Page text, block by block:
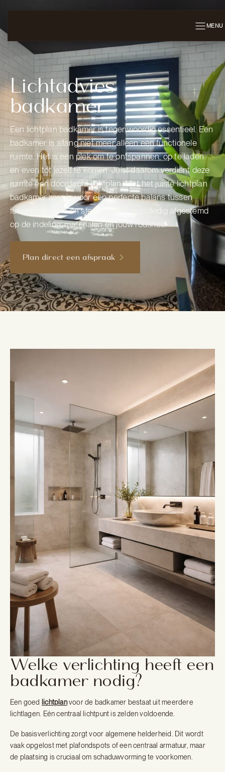
MENU
Lichtadvies
badkamer
Een lichtplan badkamer is tegenwoordig essentieel. Een
badkamer is allang niet meer alleen een functionele
ruimte. Het is een plek om te ontspannen, op te laden
en even tot jezelf te komen. Juist daarom verdient deze
ruimte een doordacht lichtplan. Met het juiste lichtplan
badkamer zorg je voor een perfecte balans tussen
functioneel licht en sfeerverlichting, volledig afgestemd
op de indeling, materialen én jouw routines.
Plan direct een afspraak
Welke verlichting heeft een
badkamer nodig?
Een goed lichtplanvoor de badkamer bestaat uit meerdere
lichtlagen. Eén centraal lichtpunt is zelden voldoende.
De basisverlichting zorgt voor algemene helderheid. Dit wordt
vaak opgelost met plafondspots of een centraal armatuur, maar
de plaatsing is cruciaal om schaduwvorming te voorkomen.